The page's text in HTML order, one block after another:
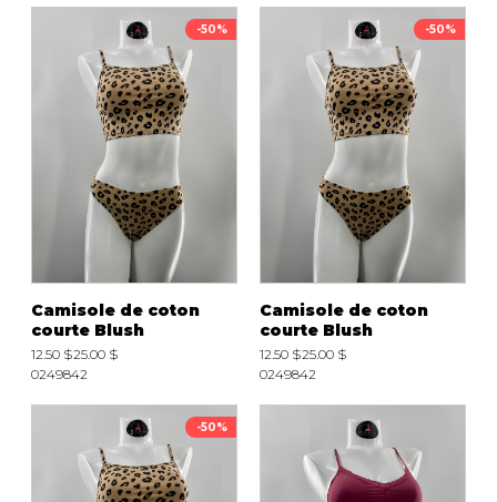
-50%
Camisole de coton
courte Blush
12.50 $25.00 $
0249842
-50%
Camisole de coton
courte Blush
12.50 $25.00 $
0249842
-50%